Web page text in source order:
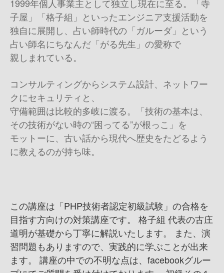
1999年個人事業主として独立し現在に至る。「寺
子屋」「格子組」といったエンジニア支援活動を
独自に展開し、占い師時代の「ガルーダ」という
占い師名にちなんだ「がる先生」の愛称で
親しまれている。
コンサルティングからシステム設計、ネットワー
クにセキュリティと、
守備範囲は比較的多岐に渡る。「技術の基本は、
その技術がない時の“困ってる”が根っこ」を
モットーに、古い話から現代へ歴史をたどるよう
に教えるのが持ち味。
この講座は「PHP技術者認定初級試験」の合格を
目指す方向けの対策講座です。 格子組 代表の古庄
道明が基礎から丁寧に解説いたします。 また、演
習問題もありますので、実践的に学ぶことが出来
ます。 講座の中での不明な点は、facebookグルー